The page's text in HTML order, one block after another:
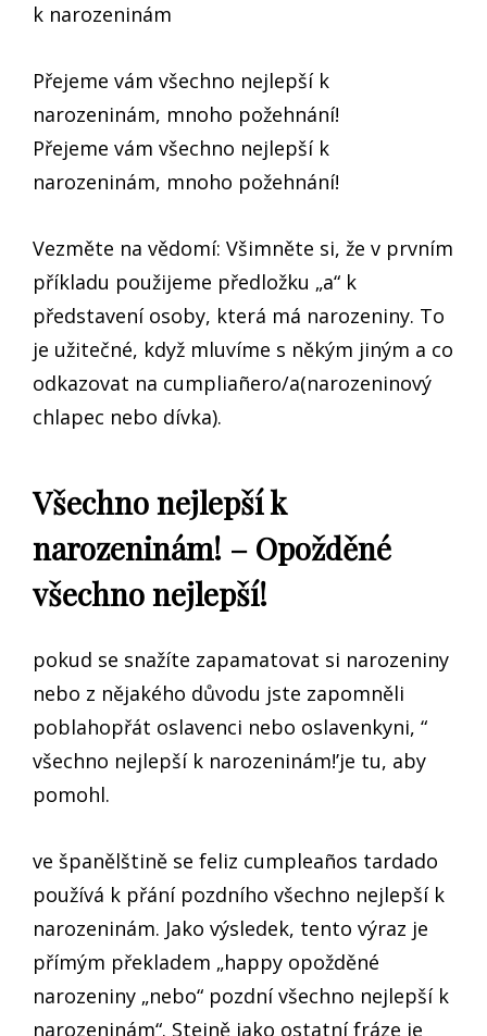
k narozeninám
Přejeme vám všechno nejlepší k
narozeninám, mnoho požehnání!
Přejeme vám všechno nejlepší k
narozeninám, mnoho požehnání!
Vezměte na vědomí: Všimněte si, že v prvním
příkladu použijeme předložku „a“ k
představení osoby, která má narozeniny. To
je užitečné, když mluvíme s někým jiným a co
odkazovat na cumpliañero/a(narozeninový
chlapec nebo dívka).
Všechno nejlepší k
narozeninám! – Opožděné
všechno nejlepší!
pokud se snažíte zapamatovat si narozeniny
nebo z nějakého důvodu jste zapomněli
poblahopřát oslavenci nebo oslavenkyni, “
všechno nejlepší k narozeninám!’je tu, aby
pomohl.
ve španělštině se feliz cumpleaños tardado
používá k přání pozdního všechno nejlepší k
narozeninám. Jako výsledek, tento výraz je
přímým překladem „happy opožděné
narozeniny „nebo“ pozdní všechno nejlepší k
narozeninám“. Stejně jako ostatní fráze je